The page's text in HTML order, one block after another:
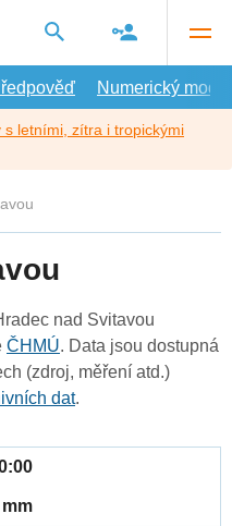
Numerický model
letními, zítra i tropickými
nad Svitavou
ČHMÚ. Data jsou dostupná
(zdroj, měření atd.)
dat.